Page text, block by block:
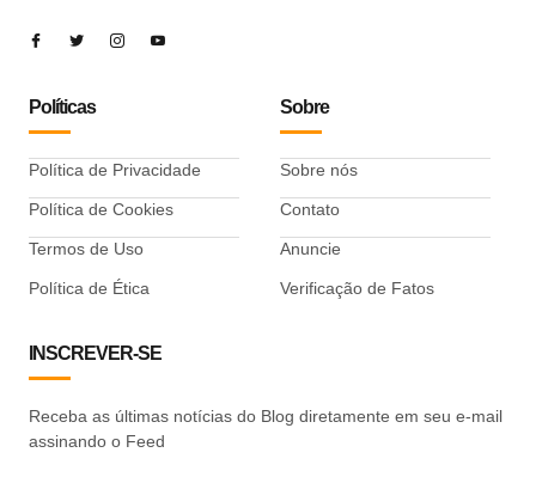
Políticas
Política de Privacidade
Política de Cookies
Termos de Uso
Política de Ética
Sobre
Sobre nós
Contato
Anuncie
Verificação de Fatos
INSCREVER-SE
Receba as últimas notícias do Blog diretamente em seu e-mail
assinando o Feed